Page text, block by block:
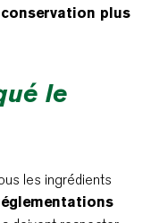
plus
le
les ingrédients